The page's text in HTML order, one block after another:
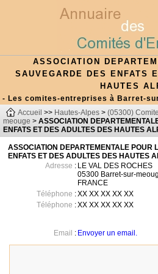
ASSOCIATION
SAUVEGARDE DES ENFATS
HAUTES
- Les comites-entreprises à Barret-
Accueil >> Hautes-Alpes > (05300)
meouge > ASSOCIATION
ENFATS ET DES ADULTES DES HAUTES
ASSOCIATION DEPARTEMENTALE POUR
ENFATS ET DES ADULTES DES HAUTES
Adresse : LE VAL DES ROCHES
05300 Barret-sur-
FRANCE
Téléphone :XX XX XX XX XX
Téléphone :XX XX XX XX XX
Email : Envoyer un email.